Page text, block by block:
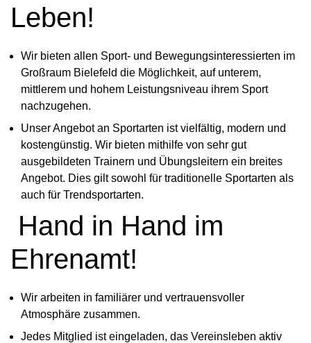
Leben!
Wir bieten allen Sport- und Bewegungsinteressierten im
Großraum Bielefeld die Möglichkeit, auf unterem,
mittlerem und hohem Leistungsniveau ihrem Sport
nachzugehen.
Unser Angebot an Sportarten ist vielfältig, modern und
kostengünstig. Wir bieten mithilfe von sehr gut
ausgebildeten Trainern und Übungsleitern ein breites
Angebot. Dies gilt sowohl für traditionelle Sportarten als
auch für Trendsportarten.
Hand in Hand im
Ehrenamt!
Wir arbeiten in familiärer und vertrauensvoller
Atmosphäre zusammen.
Jedes Mitglied ist eingeladen, das Vereinsleben aktiv